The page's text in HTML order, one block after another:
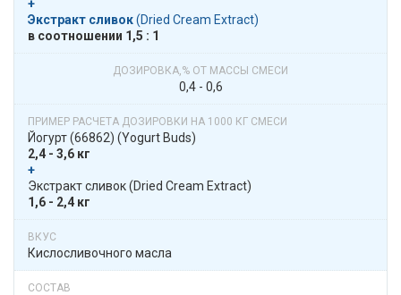
+
Экстракт сливок​​ (Dried Cream Extract)
в​​ соотношении​​ 1,5 : 1
0,4 - 0,6
Йогурт (66862)​​ (Yogurt Buds)
2,4 - 3,6 кг
+
​​ Экстракт сливок​​ (Dried Cream Extract)
1,6 - 2,4 кг
Кислосливочного масла